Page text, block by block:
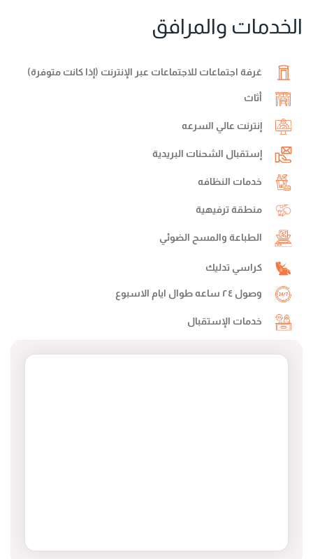
الخدمات والمرافق
غرفة اجتماعات للاجتماعات عبر الإنترنت (إذا كانت متوفرة)
أثاث
إنترنت عالي السرعه
إستقبال الشحنات البريدية
خدمات النظافه
منطقة ترفيهية
الطباعة والمسح الضوئي
كراسي تدليك
وصول ٢٤ ساعه طوال ايام الاسبوع
خدمات الإستقبال